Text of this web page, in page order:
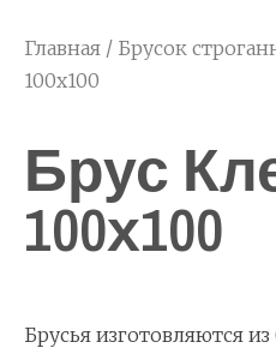
Главная / Брусок
100х100
Брус
100х100
Брусья изготовляются